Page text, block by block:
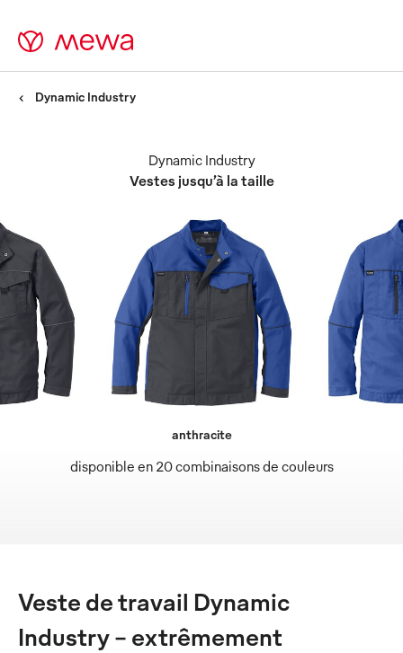
Dynamic Industry
Vestes jusqu’à la taille
Dynamic Industry
disponible en 20 combinaisons de couleurs
anthracite
Veste de travail Dynamic
Industry – extrêmement